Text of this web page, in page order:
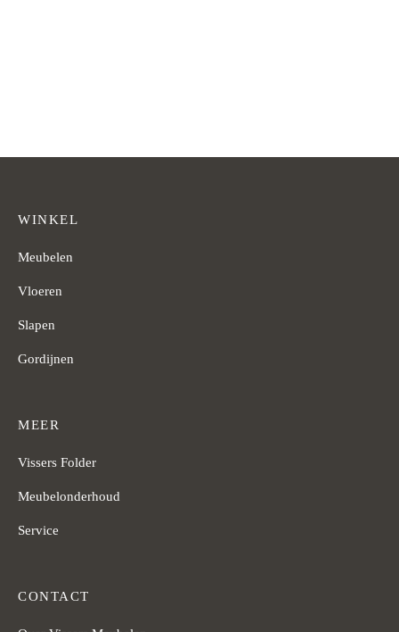
WINKEL
Meubelen
Vloeren
Slapen
Gordijnen
MEER
Vissers Folder
Meubelonderhoud
Service
CONTACT